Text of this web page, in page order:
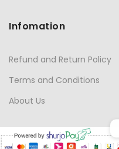
Infomation
Refund and Return Policy
Terms and Conditions
About Us